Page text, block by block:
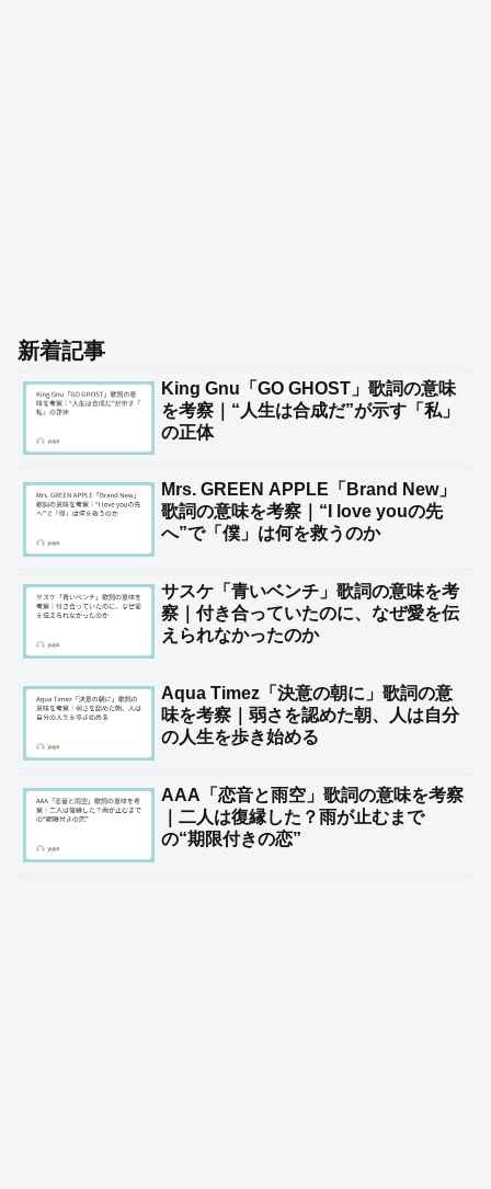
新着記事
King Gnu「GO GHOST」歌詞の意味
を考察｜“人生は合成だ”が示す「私」
の正体
Mrs. GREEN APPLE「Brand New」
歌詞の意味を考察｜“I love youの先
へ”で「僕」は何を救うのか
サスケ「青いベンチ」歌詞の意味を考
察｜付き合っていたのに、なぜ愛を伝
えられなかったのか
Aqua Timez「決意の朝に」歌詞の意
味を考察｜弱さを認めた朝、人は自分
の人生を歩き始める
AAA「恋音と雨空」歌詞の意味を考察
｜二人は復縁した？雨が止むまで
の“期限付きの恋”